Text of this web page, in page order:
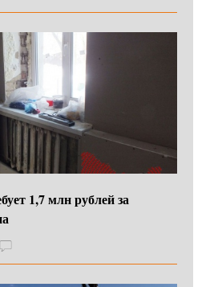
1,7 млн рублей за